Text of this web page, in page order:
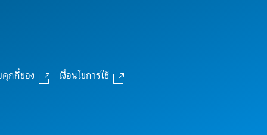
คุกกี้ของ
เงื่อนไขการใช้